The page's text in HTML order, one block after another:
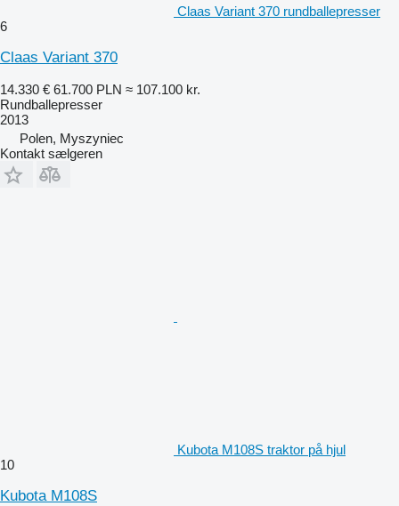
Claas Variant 370 rundballepresser
6
Claas Variant 370
14.330 € 61.700 PLN ≈ 107.100 kr.
Rundballepresser
2013
Polen, Myszyniec
Kontakt sælgeren
Kubota M108S traktor på hjul
10
Kubota M108S